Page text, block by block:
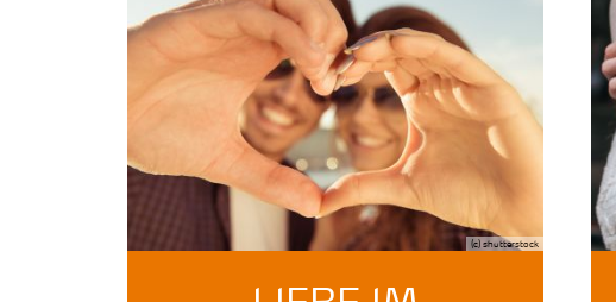
(c) shutterstock